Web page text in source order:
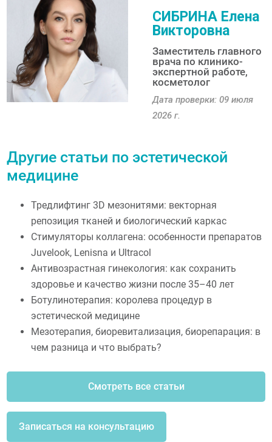
СИБРИНА Елена
Викторовна
Заместитель главного
врача по клинико-
экспертной работе,
косметолог
Дата проверки: 09 июля
2026 г.
Другие статьи по эстетической
медицине
Тредлифтинг 3D мезонитями: векторная
репозиция тканей и биологический каркас
Стимуляторы коллагена: особенности препаратов
Juvelook, Lenisna и Ultracol
Антивозрастная гинекология: как сохранить
здоровье и качество жизни после 35–40 лет
Ботулинотерапия: королева процедур в
эстетической медицине
Мезотерапия, биоревитализация, биорепарация: в
чем разница и что выбрать?
Смотреть все статьи
Записаться на консультацию